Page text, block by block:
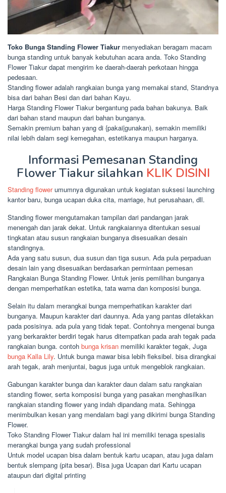
Toko Bunga Standing Flower Tiakur menyediakan beragam macam
bunga standing untuk banyak kebutuhan acara anda. Toko Standing
Flower Tiakur dapat mengirim ke daerah-daerah perkotaan hingga
pedesaan.
Standing flower adalah rangkaian bunga yang memakai stand, Standnya
bisa dari bahan Besi dan dari bahan Kayu.
Harga Standing Flower Tiakur bergantung pada bahan bakunya. Baik
dari bahan stand maupun dari bahan bunganya.
Semakin premium bahan yang di {pakai|gunakan), semakin memiliki
nilai lebih dalam segi kemegahan, estetikanya maupun harganya.
Informasi Pemesanan Standing
Flower Tiakur silahkan KLIK DISINI
Standing flowerumumnya digunakan untuk kegiatan suksesi launching
kantor baru, bunga ucapan duka cita, marriage, hut perusahaan, dll.
Standing flower mengutamakan tampilan dari pandangan jarak
menengah dan jarak dekat. Untuk rangkaiannya ditentukan sesuai
tingkatan atau susun rangkaian bunganya disesuaikan desain
standingnya.
Ada yang satu susun, dua susun dan tiga susun. Ada pula perpaduan
desain lain yang disesuaikan berdasarkan permintaan pemesan
Rangkaian Bunga Standing Flower. Untuk jenis pemilihan bunganya
dengan memperhatikan estetika, tata warna dan komposisi bunga.
Selain itu dalam merangkai bunga memperhatikan karakter dari
bunganya. Maupun karakter dari daunnya. Ada yang pantas diletakkan
pada posisinya. ada pula yang tidak tepat. Contohnya mengenai bunga
yang berkarakter berdiri tegak harus ditempatkan pada arah tegak pada
rangkaian bunga. contoh bunga krisan memiliki karakter tegak, Juga
bunga Kalla Lily. Untuk bunga mawar bisa lebih fleksibel. bisa dirangkai
arah tegak, arah menjuntai, bagus juga untuk mengeblok rangkaian.
Gabungan karakter bunga dan karakter daun dalam satu rangkaian
standing flower, serta komposisi bunga yang pasakan menghasilkan
rangkaian standing flower yang indah dipandang mata. Sehingga
menimbulkan kesan yang mendalam bagi yang dikirimi bunga Standing
Flower.
Toko Standing Flower Tiakur dalam hal ini memiliki tenaga spesialis
merangkai bunga yang sudah professional
Untuk model ucapan bisa dalam bentuk kartu ucapan, atau juga dalam
bentuk slempang (pita besar). Bisa juga Ucapan dari Kartu ucapan
ataupun dari digital printing